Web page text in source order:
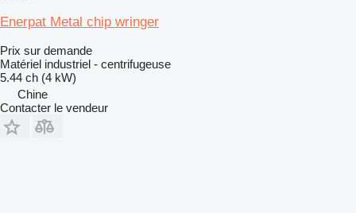
Enerpat Metal chip wringer
Prix sur demande
Matériel industriel - centrifugeuse
5.44 ch (4 kW)
Chine
Contacter le vendeur